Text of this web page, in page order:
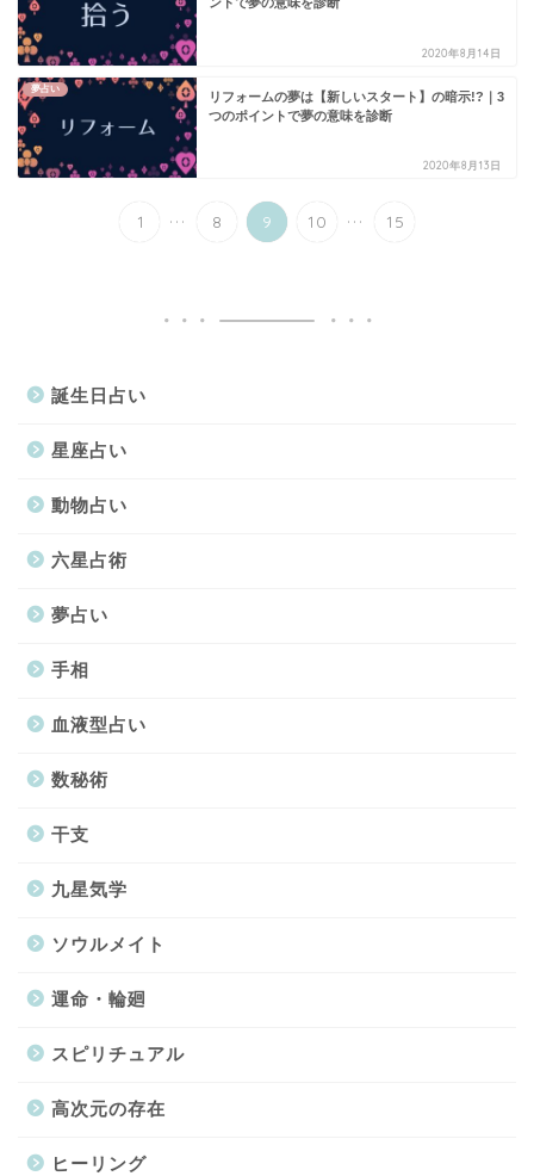
2020年8月14日
夢占い
リフォームの夢は【新しいスタート】の暗示!?｜3
つのポイントで夢の意味を診断
2020年8月13日
1 ... 8 9 10 ... 15
誕生日占い
星座占い
動物占い
六星占術
夢占い
手相
血液型占い
数秘術
干支
九星気学
ソウルメイト
運命・輪廻
スピリチュアル
高次元の存在
ヒーリング